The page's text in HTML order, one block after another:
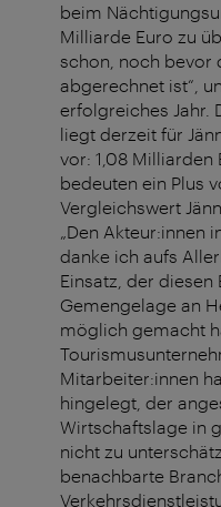
beim
Milliarde Euro zu
schon, noch bevor
abgerechnet ist“,
erfolgreiches Jahr.
liegt derzeit für
vor: 1,08 Milliarden
bedeuten ein Plus
Vergleichswert
„Den Akteur:innen
danke ich aufs
Einsatz, der
Gemengelage an
möglich gemacht
Mitarbeiter:innen
hingelegt, der
Wirtschaftslage in
nicht zu
benachbarte